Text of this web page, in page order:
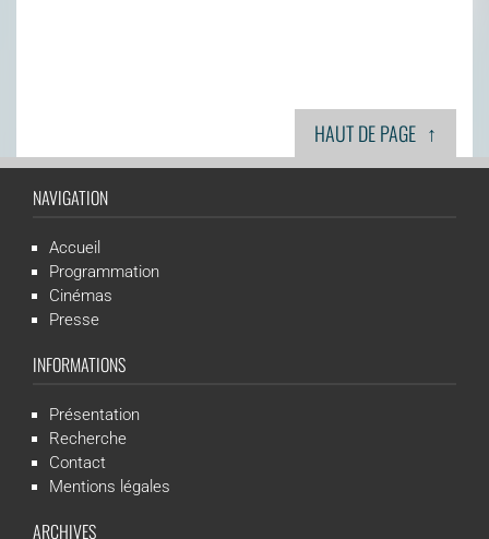
HAUT DE PAGE ↑
NAVIGATION
Accueil
Programmation
Cinémas
Presse
INFORMATIONS
Présentation
Recherche
Contact
Mentions légales
ARCHIVES